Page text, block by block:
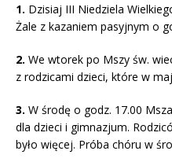
1. Dzisiaj III Niedziela
Żale z kazaniem pasyjnym o
2. We wtorek po Mszy św.
z rodzicami dzieci, które w
3. W środę o godz. 17.00
dla dzieci i gimnazjum.
było więcej. Próba chóru w